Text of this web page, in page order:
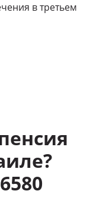
в третьем